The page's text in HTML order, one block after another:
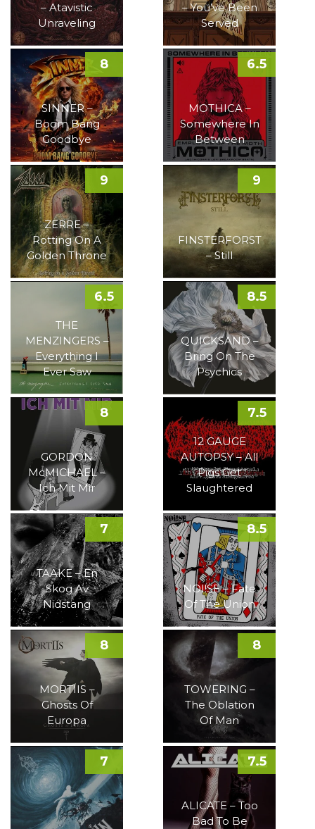
– Atavistic
Unraveling
– You’ve Been
Served
SINNER –
Boom Bang
Goodbye
8
MOTHICA –
Somewhere In
Between
6.5
ZERRE –
Rotting On A
Golden Throne
9
FINSTERFORST
– Still
9
THE
MENZINGERS –
Everything I
Ever Saw
6.5
QUICKSAND –
Bring On The
Psychics
8.5
GORDON
McMICHAEL –
Ich Mit Mir
8
12 GAUGE
AUTOPSY – All
Pigs Get
Slaughtered
7.5
TAAKE – En
Skog Av
Nidstang
7
NOI!SE – Fate
Of The Union
8.5
MORTIIS –
Ghosts Of
Europa
8
TOWERING –
The Oblation
Of Man
8
7
ALICATE – Too
Bad To Be
7.5